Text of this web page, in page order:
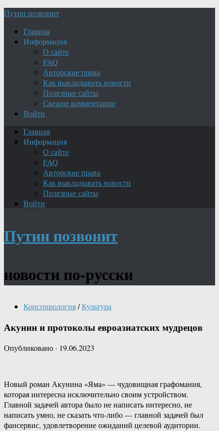
Путин позвонит
Главная
Информация
О сайте
FAQ
Авторские права
Как выкладывать новости
Полезные сайты
Свежие комментарии
Войти
Главная
Информация
О сайте
FAQ
Авторские права
Как выкладывать новости
Полезные сайты
Войти
Путин позвонит
новости по-русски
Конспирология/Культура
Акунин и протоколы евроазиатских мудрецов
Опубликовано · 19.06.2023
Новый роман Акунина «Яма» — чудовищная графомания,
которая интересна исключительно своим устройством.
Главной задачей автора было не написать интересно, не
написать умно, не сказать что-либо — главной задачей был
фансервис, удовлетворение ожиданий целевой аудитории.